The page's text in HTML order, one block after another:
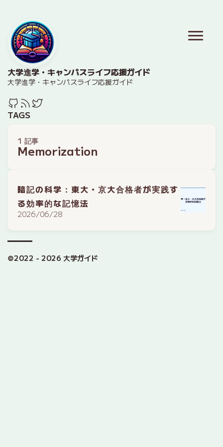
大学進学・キャンパスライフ応援ガイド
大学進学・キャンパスライフ応援ガイド
TAGS
1 記事
Memorization
暗記の科学：東大・京大合格者が実践す
る効率的な記憶法
2026/06/28
©2022 - 2026 大学ガイド